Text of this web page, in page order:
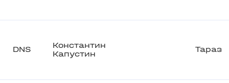
DNS
Константин
Капустин
Тараз